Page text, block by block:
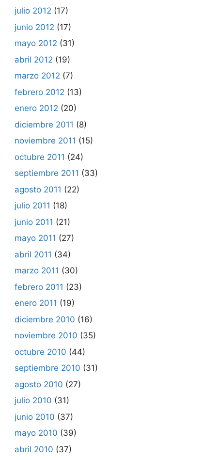
julio 2012 (17)
junio 2012 (17)
mayo 2012 (31)
abril 2012 (19)
marzo 2012 (7)
febrero 2012 (13)
enero 2012 (20)
diciembre 2011 (8)
noviembre 2011 (15)
octubre 2011 (24)
septiembre 2011 (33)
agosto 2011 (22)
julio 2011 (18)
junio 2011 (21)
mayo 2011 (27)
abril 2011 (34)
marzo 2011 (30)
febrero 2011 (23)
enero 2011 (19)
diciembre 2010 (16)
noviembre 2010 (35)
octubre 2010 (44)
septiembre 2010 (31)
agosto 2010 (27)
julio 2010 (31)
junio 2010 (37)
mayo 2010 (39)
abril 2010 (37)